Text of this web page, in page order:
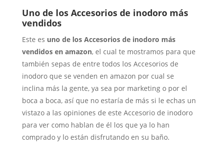
Uno de los Accesorios de inodoro más
vendidos
Este es uno de los Accesorios de inodoro más
vendidos en amazon, el cual te mostramos para que
también sepas de entre todos los Accesorios de
inodoro que se venden en amazon por cual se
inclina más la gente, ya sea por marketing o por el
boca a boca, así que no estaría de más si le echas un
vistazo a las opiniones de este Accesorio de inodoro
para ver como hablan de él los que ya lo han
comprado y lo están disfrutando en su baño.